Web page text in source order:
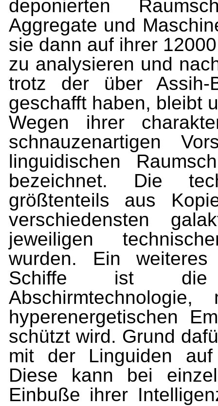
deponier­ten
Aggregate und
sie dann auf ihrer
zu analysieren und
trotz der über Assih-
geschafft haben, bleibt
Wegen ihrer
schnauzenartigen
linguidischen
bezeichnet. Die
größtenteils aus
verschiedensten
jeweiligen
wurden. Ein weiteres
Schiffe ist die
hyperenergetischen
schützt wird. Grund
mit der Linguiden auf
Diese kann bei
Einbuße ihrer